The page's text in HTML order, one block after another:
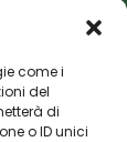
come i
del
di
o ID unici